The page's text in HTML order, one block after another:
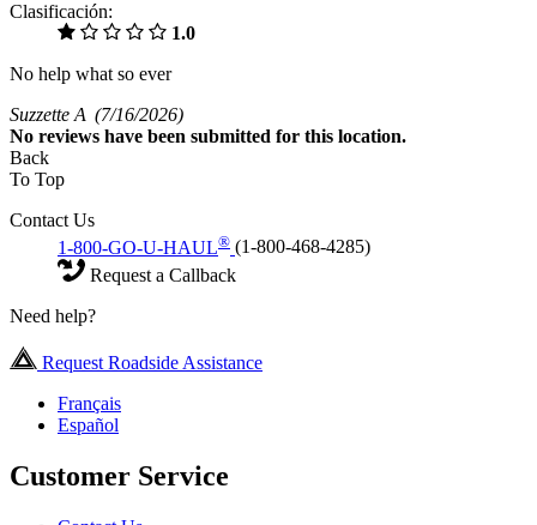
Clasificación:
1.0
No help what so ever
Suzzette A (7/16/2026)
No reviews have been submitted for this location.
Back
To Top
Contact Us
1-800-GO-U-HAUL® (1-800-468-4285)
Request a Callback
Need help?
Request Roadside Assistance
Français
Español
Customer Service